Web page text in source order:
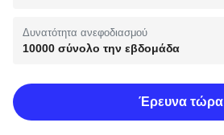
Δυνατότητα ανεφοδιασμού
10000 σύνολο την εβδομάδα
Έρευνα τώρα